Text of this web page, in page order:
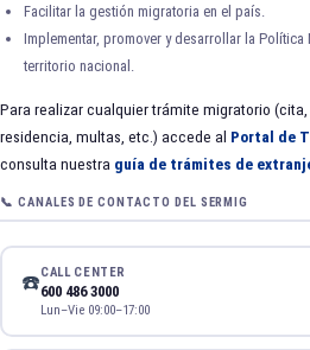
Facilitar la gestión migratoria en el país.
Implementar, promover y desarrollar la
territorio nacional.
Para realizar cualquier trámite migratorio
residencia, multas, etc.) accede al Portal de
consulta nuestra guía de trámites de
📞 CANALES DE CONTACTO DEL SERMIG
☎️CALL CENTER
600 486 3000
Lun–Vie 09:00–17:00